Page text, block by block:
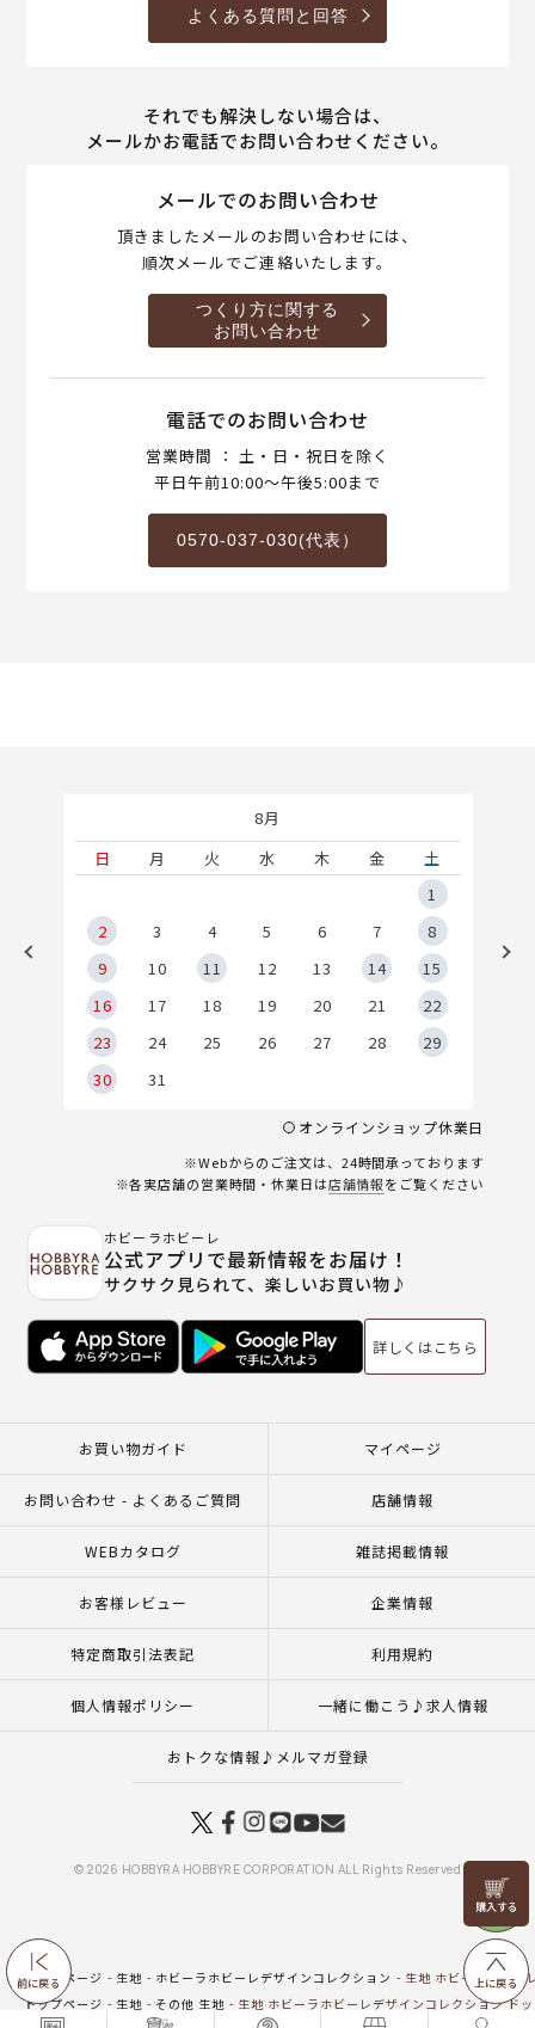
前に戻る
リリヤン
フェア
上に戻る
よくある質問と回答
それでも解決しない場合は、
メールかお電話でお問い合わせください。
メールでのお問い合わせ
頂きましたメールのお問い合わせには、
順次メールでご連絡いたします。
つくり方に関する
お問い合わせ
電話でのお問い合わせ
営業時間 ： 土・日・祝日を除く
平日午前10:00～午後5:00まで
0570-037-030(代表）
8月
日
月 火 水 木 金
土
1
2
3 4 5 6 7
8
9
10 11 12 13 14
15
16
17 18 19 20 21
22
23
24 25 26 27 28
29
30
31
オンラインショップ休業日
※Webからのご注文は、24時間承っております
※各実店舗の営業時間・休業日は店舗情報をご覧ください
ホビーラホビーレ
公式アプリで最新情報をお届け！
サクサク見られて、楽しいお買い物♪
詳しくはこちら
お買い物ガイド マイページ
お問い合わせ - よくあるご質問 店舗情報
WEBカタログ 雑誌掲載情報
お客様レビュー 企業情報
特定商取引法表記 利用規約
個人情報ポリシー 一緒に働こう♪求人情報
おトクな情報♪メルマガ登録
© 2026 HOBBYRA HOBBYRE CORPORATION ALL Rights Reserved
トップページ 生地 ホビーラホビーレデザインコレクション
生地 ホビーラホビー
トップページ
生地 その他 生地
生地 ホビーラホビーレデザインコレクション ド